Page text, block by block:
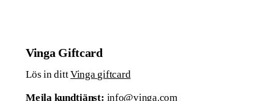
Vinga Giftcard
Lös in dittVinga giftcard
Mejla kundtjänst: info@vinga.com